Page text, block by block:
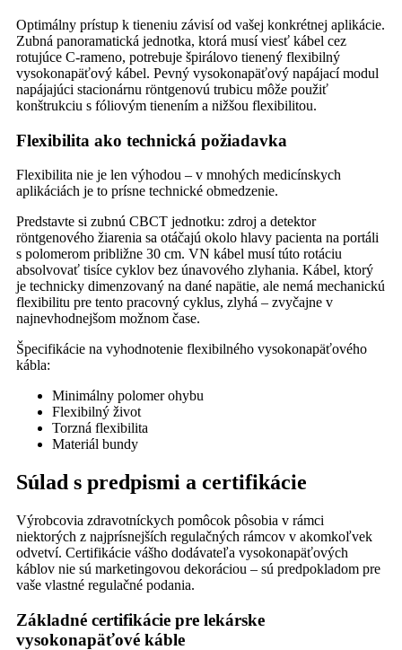
Optimálny prístup k tieneniu závisí od vašej konkrétnej aplikácie.
Zubná panoramatická jednotka, ktorá musí viesť kábel cez
rotujúce C-rameno, potrebuje špirálovo tienený flexibilný
vysokonapäťový kábel. Pevný vysokonapäťový napájací modul
napájajúci stacionárnu röntgenovú trubicu môže použiť
konštrukciu s fóliovým tienením a nižšou flexibilitou.
Flexibilita ako technická požiadavka
Flexibilita nie je len výhodou – v mnohých medicínskych
aplikáciách je to prísne technické obmedzenie.
Predstavte si zubnú CBCT jednotku: zdroj a detektor
röntgenového žiarenia sa otáčajú okolo hlavy pacienta na portáli
s polomerom približne 30 cm. VN kábel musí túto rotáciu
absolvovať tisíce cyklov bez únavového zlyhania. Kábel, ktorý
je technicky dimenzovaný na dané napätie, ale nemá mechanickú
flexibilitu pre tento pracovný cyklus, zlyhá – zvyčajne v
najnevhodnejšom možnom čase.
Špecifikácie na vyhodnotenie flexibilného vysokonapäťového
kábla:
Minimálny polomer ohybu
Flexibilný život
Torzná flexibilita
Materiál bundy
Súlad s predpismi a certifikácie
Výrobcovia zdravotníckych pomôcok pôsobia v rámci
niektorých z najprísnejších regulačných rámcov v akomkoľvek
odvetví. Certifikácie vášho dodávateľa vysokonapäťových
káblov nie sú marketingovou dekoráciou – sú predpokladom pre
vaše vlastné regulačné podania.
Základné certifikácie pre lekárske
vysokonapäťové káble